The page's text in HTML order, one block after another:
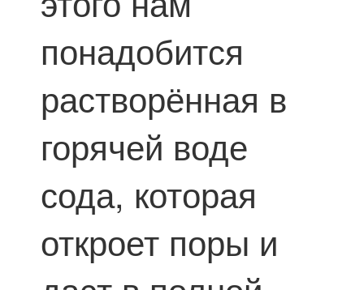
понадобится
растворённая в
горячей воде
сода, которая
откроет поры и